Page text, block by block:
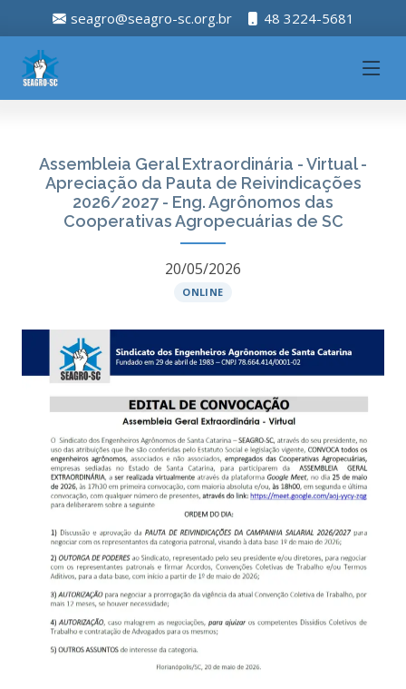
seagro@seagro-sc.org.br 48 3224-5681
Assembleia Geral Extraordinária - Virtual -
Apreciação da Pauta de Reivindicações
2026/2027 - Eng. Agrônomos das
Cooperativas Agropecuárias de SC
20/05/2026
ONLINE